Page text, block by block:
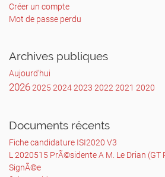
Maurice Genevoix
Beuzeville la Grenier
EU
Lillebonne
Créer un compte
Mot de passe perdu
Archives publiques
Aujourd'hui
20262025 20242023 2022 2021 2020
Documents récents
Fiche candidature ISI2020 V3
L 2020515 PrÃ©sidente A M. Le Drian (GT
SignÃ©e